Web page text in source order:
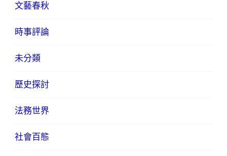
文藝春秋
時事評論
未分類
歷史探討
法務世界
社會百態